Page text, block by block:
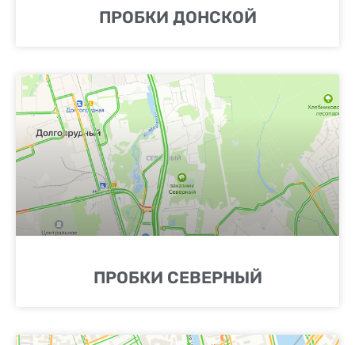
ПРОБКИ ДОНСКОЙ
ПРОБКИ СЕВЕРНЫЙ